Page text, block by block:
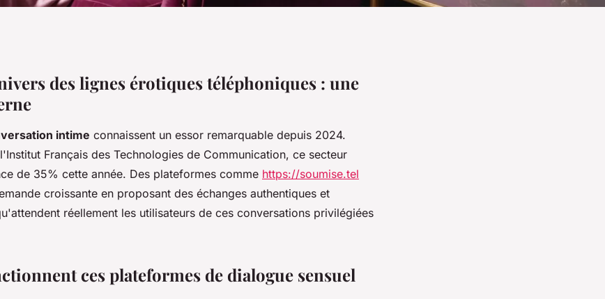
du
des lignes érotiques téléphoniques : une
intime connaissent un essor remarquable depuis 2024.
Français des Technologies de Communication, ce secteur
de 35% cette année. Des plateformes comme https://soumise.tel
croissante en proposant des échanges authentiques et
réellement les utilisateurs de ces conversations privilégiées
ces plateformes de dialogue sensuel